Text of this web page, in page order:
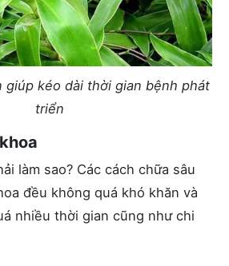
giúp kéo dài thời gian bệnh phát
triển
làm sao? Các cách chữa sâu
đều không quá khó khăn và
nhiều thời gian cũng như chi